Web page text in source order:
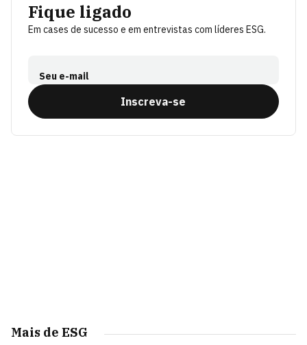
Fique ligado
Em cases de sucesso e em entrevistas com líderes ESG.
Seu e-mail
Inscreva-se
Mais de ESG